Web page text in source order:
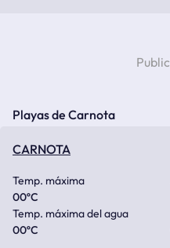
Playas de Carnota
CARNOTA
Temp. máxima
00ºC
Temp. máxima del agua
00ºC